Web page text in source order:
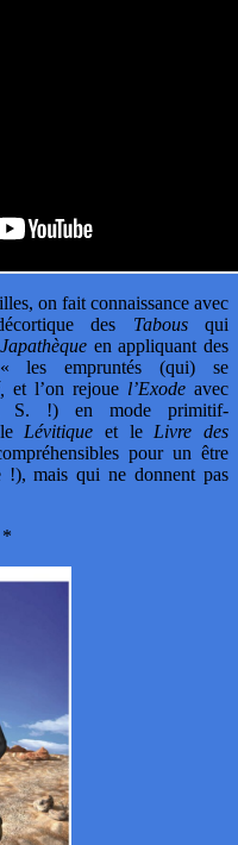
on fait connaissance avec
des Tabousqui
Japathèque en appliquant des
les empruntés (qui) se
et l’on rejoue l’Exodeavec
S. !) en mode primitif-
Lévitique et le Livre des
pour un être
!), mais qui ne donnent pas